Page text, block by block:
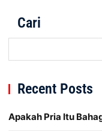
Cari
Recent Posts
Apakah Pria Itu